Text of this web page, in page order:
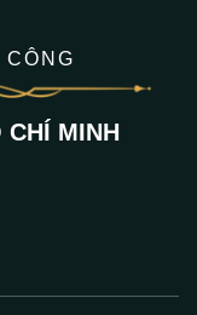
MINH